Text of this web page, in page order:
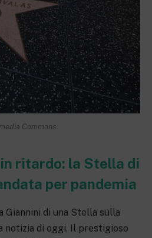
Commons
ritardo: la Stella di
per pandemia
Giannini di una Stella sulla
notizia di oggi. Il prestigioso